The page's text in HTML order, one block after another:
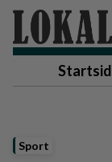
Sport